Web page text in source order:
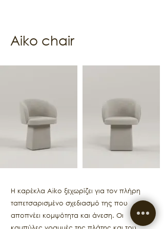
Aiko chair
Η καρέκλα Aiko ξεχωρίζει για τον πλήρη
ταπετσαρισμένο σχεδιασμό της που
αποπνέει κομψότητα και άνεση. Οι